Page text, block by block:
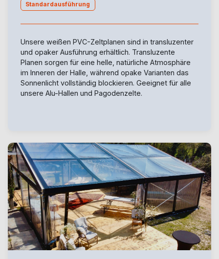
Standardausführung
Unsere weißen PVC-Zeltplanen sind in transluzenter
und opaker Ausführung erhältlich. Transluzente
Planen sorgen für eine helle, natürliche Atmosphäre
im Inneren der Halle, während opake Varianten das
Sonnenlicht vollständig blockieren. Geeignet für alle
unsere Alu-Hallen und Pagodenzelte.